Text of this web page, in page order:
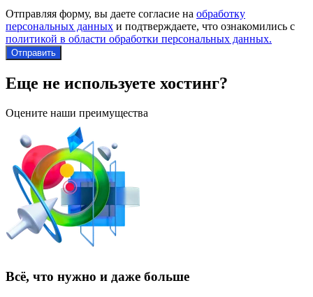
Отправляя форму, вы даете согласие на обработку
персональных данных и подтверждаете, что ознакомились с
политикой в области обработки персональных данных.
Отправить
Еще не используете хостинг?
Оцените наши преимущества
Всё, что нужно и даже больше